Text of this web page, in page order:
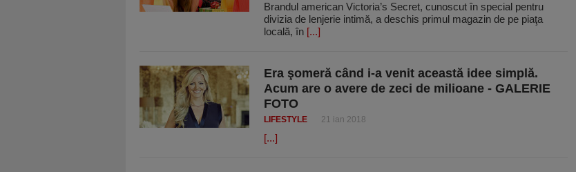
Brandul american Victoria’s Secret, cunoscut în special pentru
divizia de lenjerie intimă, a deschis primul magazin de pe piaţa
locală, în [...]
Era şomeră când i-a venit această idee simplă.
Acum are o avere de zeci de milioane - GALERIE
FOTO
LIFESTYLE 21 ian 2018
[...]